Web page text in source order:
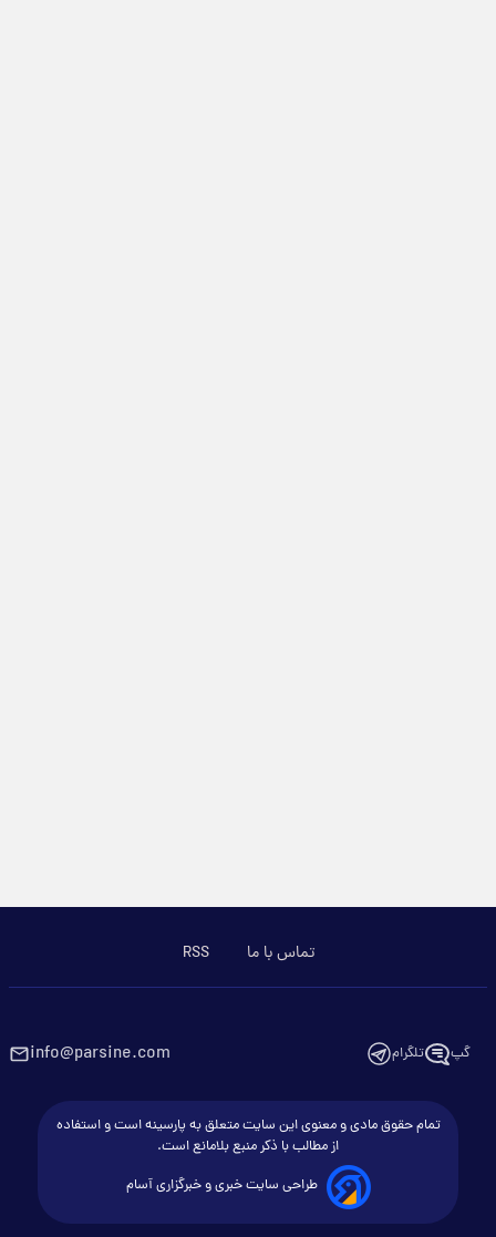
تماس با ما RSS
گپ تلگرام info@parsine.com
تمام حقوق مادی و معنوی این سایت متعلق به پارسینه است و استفاده
از مطالب با ذکر منبع بلامانع است.
طراحی سایت خبری و خبرگزاری آسام